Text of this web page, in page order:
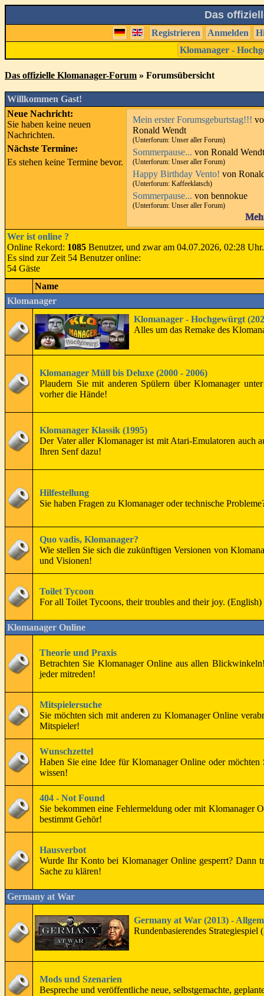
Das
Registrieren Anmelden
Klomanager -
Das offizielle Klomanager-Forum » Forumsübersicht
Willkommen Gast!
Neue Nachricht:
Sie haben keine neuen
Nachrichten.
Nächste Termine:
Es stehen keine Termine bevor.
Mein erster Forumsgeburtstag!!!
Ronald Wendt
(Unterforum: Unser aller Forum)
Sommerpause... von Ronald Wendt
(Unterforum: Unser aller Forum)
Happy Birthday Vento! von
(Unterforum: Kaffeeklatsch)
Sommerpause... von bennokue
(Unterforum: Unser aller Forum)
Wer ist online ?
Online Rekord: 1085 Benutzer, und zwar am 04.07.2026, 02:28 Uhr.
Es sind zur Zeit 54 Benutzer online:
54 Gäste
Name
Klomanager
Klomanager - Hochgewürgt
Alles um das Remake des
Klomanager Müll bis Deluxe (2000 - 2006)
Plaudern Sie mit anderen Spülern über Klomanager
vorher die Hände!
Klomanager Klassik (1995)
Der Vater aller Klomanager ist mit Atari-Emulatoren auch
Ihren Senf dazu!
Hilfestellung
Sie haben Fragen zu Klomanager oder technische
Quo vadis, Klomanager?
Wie stellen Sie sich die zukünftigen Versionen von
und Visionen!
Toilet Tycoon
For all Toilet Tycoons, their troubles and their joy. (English)
Klomanager Online
Theorie und Praxis
Betrachten Sie Klomanager Online aus allen
jeder mitreden!
Mitspielersuche
Sie möchten sich mit anderen zu Klomanager Online
Mitspieler!
Wunschzettel
Haben Sie eine Idee für Klomanager Online oder möchten
wissen!
404 - Not Found
Sie bekommen eine Fehlermeldung oder mit Klomanager
bestimmt Gehör!
Hausverbot
Wurde Ihr Konto bei Klomanager Online gesperrt? Dann
Sache zu klären!
Germany at War
Germany at War (2013) -
Rundenbasierendes Strategiespiel
Mods und Szenarien
Bespreche und veröffentliche neue, selbstgemachte,